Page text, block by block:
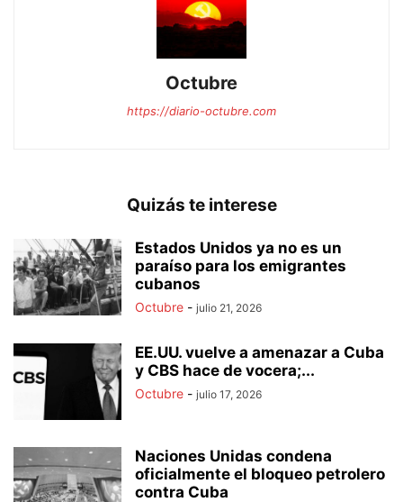
Octubre
https://diario-octubre.com
Quizás te interese
Estados Unidos ya no es un
paraíso para los emigrantes
cubanos
Octubre - julio 21, 2026
EE.UU. vuelve a amenazar a Cuba
y CBS hace de vocera;...
Octubre - julio 17, 2026
Naciones Unidas condena
oficialmente el bloqueo petrolero
contra Cuba